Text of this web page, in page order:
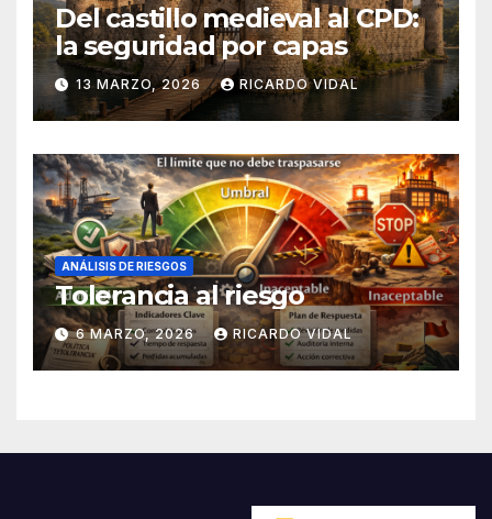
Del castillo medieval al CPD:
la seguridad por capas
13 MARZO, 2026 RICARDO VIDAL
ANÁLISIS DE RIESGOS
Tolerancia al riesgo
6 MARZO, 2026 RICARDO VIDAL